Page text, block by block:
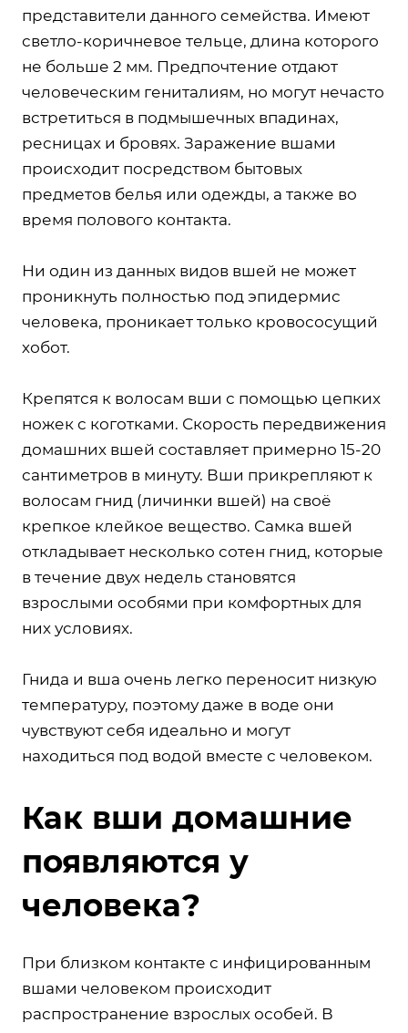
представители данного семейства. Имеют
светло-коричневое тельце, длина которого
не больше 2 мм. Предпочтение отдают
человеческим гениталиям, но могут нечасто
встретиться в подмышечных впадинах,
ресницах и бровях. Заражение вшами
происходит посредством бытовых
предметов белья или одежды, а также во
время полового контакта.
Ни один из данных видов вшей не может
проникнуть полностью под эпидермис
человека, проникает только кровососущий
хобот.
Крепятся к волосам вши с помощью цепких
ножек с коготками. Скорость передвижения
домашних вшей составляет примерно 15-20
сантиметров в минуту. Вши прикрепляют к
волосам гнид (личинки вшей) на своё
крепкое клейкое вещество. Самка вшей
откладывает несколько сотен гнид, которые
в течение двух недель становятся
взрослыми особями при комфортных для
них условиях.
Гнида и вша очень легко переносит низкую
температуру, поэтому даже в воде они
чувствуют себя идеально и могут
находиться под водой вместе с человеком.
Как вши домашние
появляются у
человека?
При близком контакте с инфицированным
вшами человеком происходит
распространение взрослых особей. В